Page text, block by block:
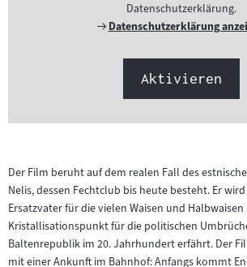
Datenschutzerklärung.
Externer
Datenschutzerklärung
Aktivieren
Der Film beruht auf dem realen Fall des
Nelis, dessen Fechtclub bis heute besteht. Er
Ersatzvater für die vielen Waisen und
Kristallisationspunkt für die politischen
Baltenrepublik im 20. Jahrhundert erfährt. Der
mit einer Ankunft im Bahnhof: Anfangs kommt